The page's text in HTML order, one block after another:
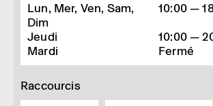
Lun, Mer, Ven, Sam,
Dim
10:00 —
Jeudi
10:00 —
Mardi
Fermé
Raccourcis